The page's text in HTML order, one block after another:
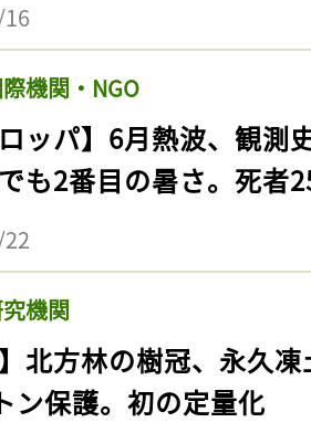
機関・NGO
ロッパ】6月熱波、観
も2番目の暑さ。死者
機関
】北方林の樹冠、永久
ン保護。初の定量化